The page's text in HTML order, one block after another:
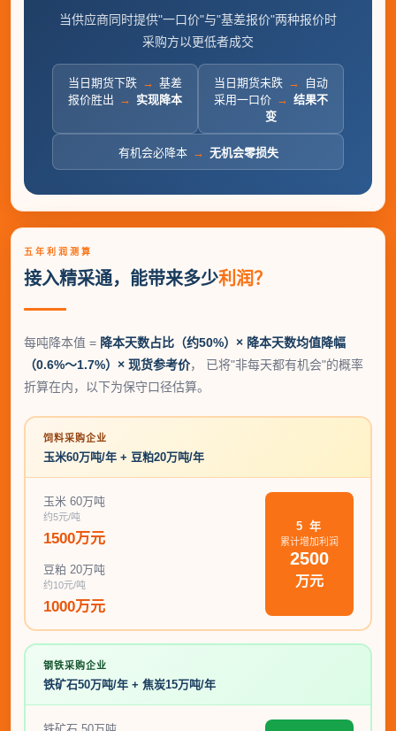
当供应商同时提供"一口价"与"基差报价"两种报价时
采购方以更低者成交
当日期货下跌 → 基差
报价胜出 → 实现降本
当日期货未跌 →
自动
采用一口价 → 结果不
变
有机会必降本 → 无机会零损失
五年利润测算
接入精采通，能带来多少利润？
每吨降本值 = 降本天数占比（约50%）× 降本天数均值降幅
（0.6%～1.7%）× 现货参考价， 已将"非每天都有机会"的概率
折算在内，以下为保守口径估算。
饲料采购企业
玉米60万吨/年 + 豆粕20万吨/年
玉米 60万吨
约5元/吨
1500万元
豆粕 20万吨
约10元/吨
1000万元
5 年
累计增加利润
2500
万元
钢铁采购企业
铁矿石50万吨/年 + 焦炭15万吨/年
铁矿石 50万吨